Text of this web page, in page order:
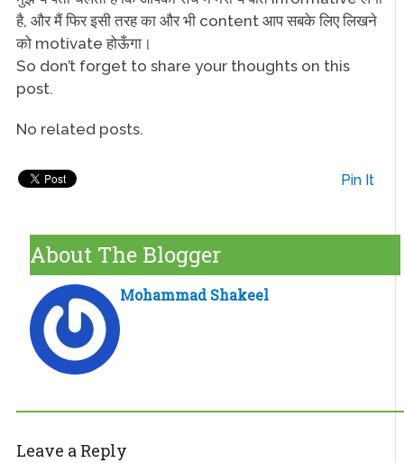
है, और मैं फिर इसी तरह का और भी content आप सबके लिए लिखने
को motivate होऊँगा।
So don’t forget to share your thoughts on this
post.
No related posts.
Pin It
About The Blogger
Mohammad Shakeel
Leave a Reply